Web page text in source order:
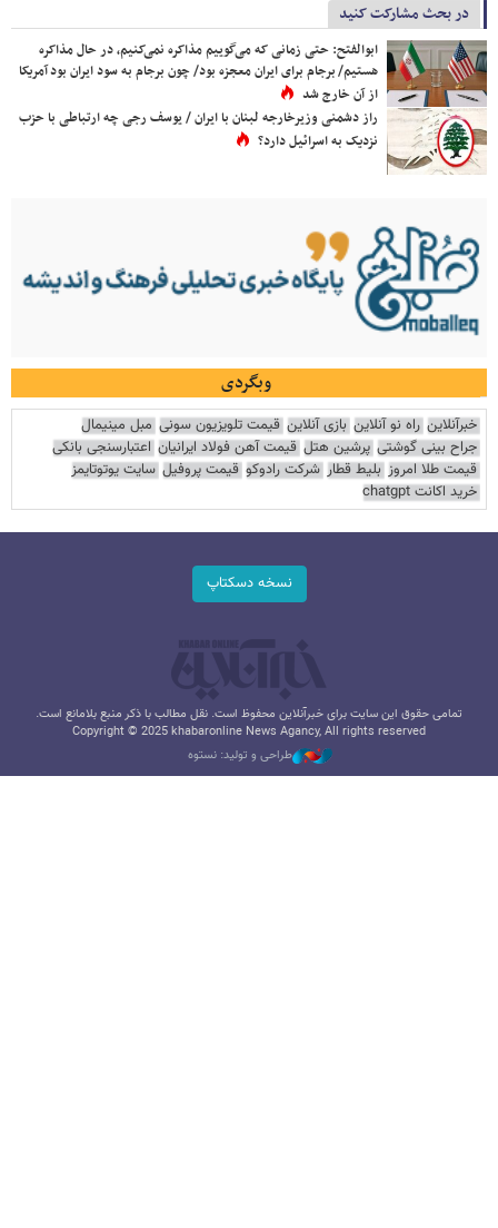
در بحث مشارکت کنید
ابوالفتح: حتی زمانی که می‌گوییم مذاکره نمی‌کنیم، در حال مذاکره
هستیم/ برجام برای ایران معجزه بود/ چون برجام به سود ایران بود آمریکا
از آن خارج شد
راز دشمنی وزیرخارجه لبنان با ایران / یوسف رجی چه ارتباطی با حزب
نزدیک به اسرائیل دارد؟
وبگردی
خبرآنلاین راه نو آنلاین بازی آنلاین قیمت تلویزیون سونی مبل مینیمال
جراح بینی گوشتی پرشین هتل قیمت آهن فولاد ایرانیان اعتبارسنجی بانکی
قیمت طلا امروز بلیط قطار شرکت رادوکو قیمت پروفیل سایت یوتوتایمز
خرید اکانت chatgpt
نسخه دسکتاپ
تمامی حقوق این سایت برای خبرآنلاین محفوظ است. نقل مطالب با ذکر منبع بلامانع است.
Copyright © 2025 khabaronline News Agancy, All rights reserved
طراحی و تولید: نستوه